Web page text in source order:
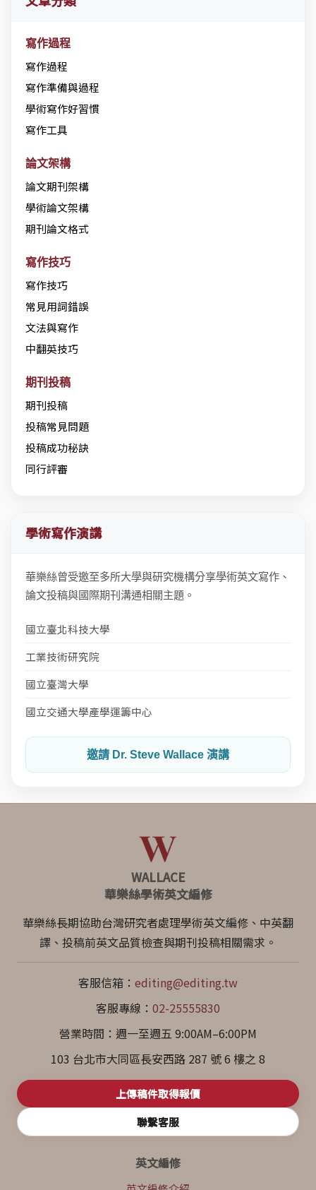
寫作過程
寫作過程
寫作準備與過程
學術寫作好習慣
寫作工具
論文架構
論文期刊架構
學術論文架構
期刊論文格式
寫作技巧
寫作技巧
常見用詞錯誤
文法與寫作
中翻英技巧
期刊投稿
期刊投稿
投稿常見問題
投稿成功秘訣
同行評審
學術寫作演講
華樂絲曾受邀至多所大學與研究機構分享學術英文寫作、
論文投稿與國際期刊溝通相關主題。
國立臺北科技大學
工業技術研究院
國立臺灣大學
國立交通大學產學運籌中心
邀請 Dr. Steve Wallace 演講
WALLACE
華樂絲學術英文編修
華樂絲長期協助台灣研究者處理學術英文編修、中英翻
譯、投稿前英文品質檢查與期刊投稿相關需求。
客服信箱： editing@editing.tw
客服專線： 02-25555830
營業時間：週一至週五 9:00AM–6:00PM
103 台北市大同區長安西路 287 號 6 樓之 8
上傳稿件取得報價
聯繫客服
英文編修